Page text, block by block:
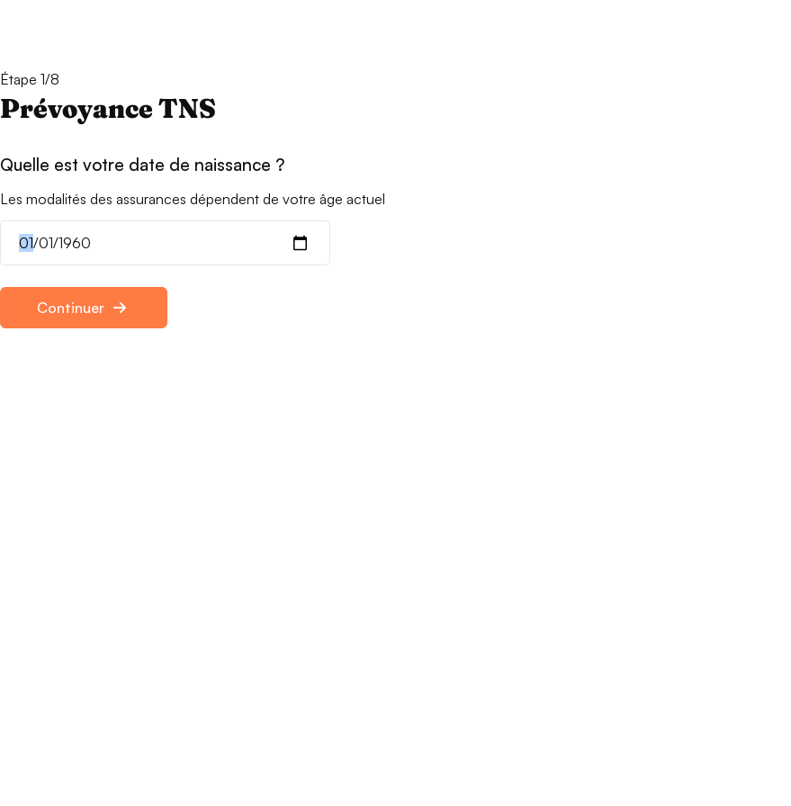
Étape 1/8
Prévoyance TNS
Quelle est votre date de naissance ?
Les modalités des assurances dépendent de votre âge actuel
Continuer